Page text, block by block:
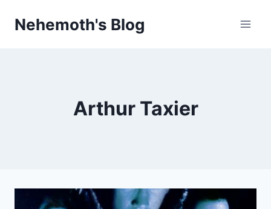
Nehemoth's Blog
Arthur Taxier